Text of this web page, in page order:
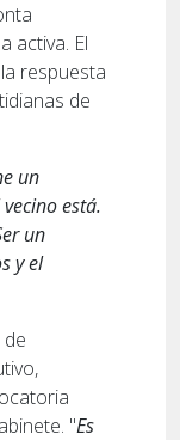
activa. El
respuesta
de
un
está.
un
y el
"Es